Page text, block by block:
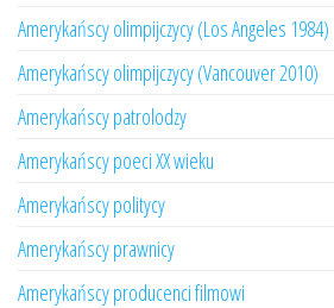
Amerykańscy olimpijczycy (Los Angeles 1984)
Amerykańscy olimpijczycy (Vancouver 2010)
Amerykańscy patrolodzy
Amerykańscy poeci XX wieku
Amerykańscy politycy
Amerykańscy prawnicy
Amerykańscy producenci filmowi